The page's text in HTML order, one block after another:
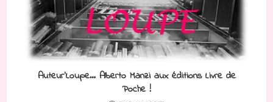
Auteur’Loupe… Alberto Manzi aux éditions Livre de
Poche !